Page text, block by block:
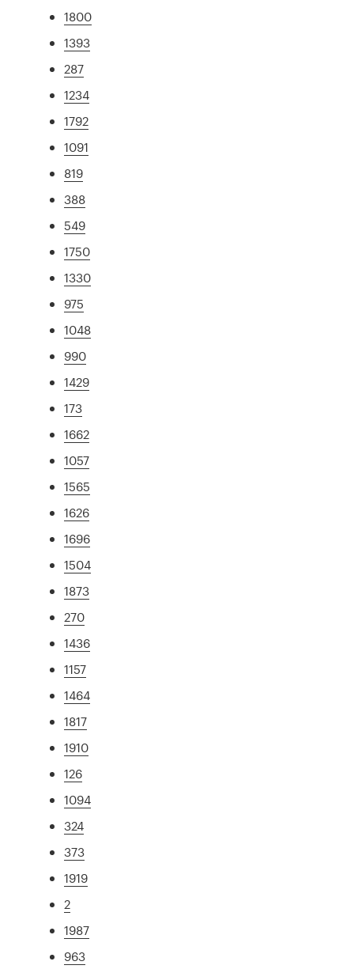
1800
1393
287
1234
1792
1091
819
388
549
1750
1330
975
1048
990
1429
173
1662
1057
1565
1626
1696
1504
1873
270
1436
1157
1464
1817
1910
126
1094
324
373
1919
2
1987
963